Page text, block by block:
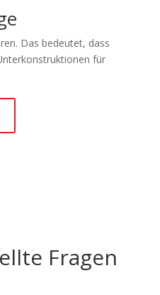
Das bedeutet, dass
für
Fragen